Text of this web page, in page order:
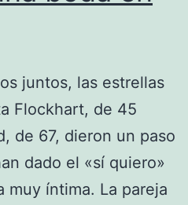
juntos, las estrellas
Flockhart, de 45
de 67, dieron un paso
dado el «sí quiero»
muy íntima. La pareja